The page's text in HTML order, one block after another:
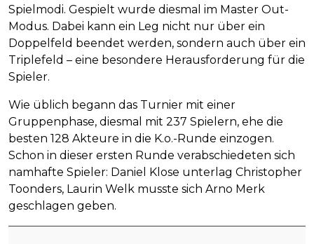
Spielmodi. Gespielt wurde diesmal im Master Out-
Modus. Dabei kann ein Leg nicht nur über ein
Doppelfeld beendet werden, sondern auch über ein
Triplefeld – eine besondere Herausforderung für die
Spieler.
Wie üblich begann das Turnier mit einer
Gruppenphase, diesmal mit 237 Spielern, ehe die
besten 128 Akteure in die K.o.-Runde einzogen.
Schon in dieser ersten Runde verabschiedeten sich
namhafte Spieler: Daniel Klose unterlag Christopher
Toonders, Laurin Welk musste sich Arno Merk
geschlagen geben.